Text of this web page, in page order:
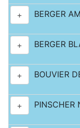
+ BERGER
+ BERGER
+ BOUVIER
+